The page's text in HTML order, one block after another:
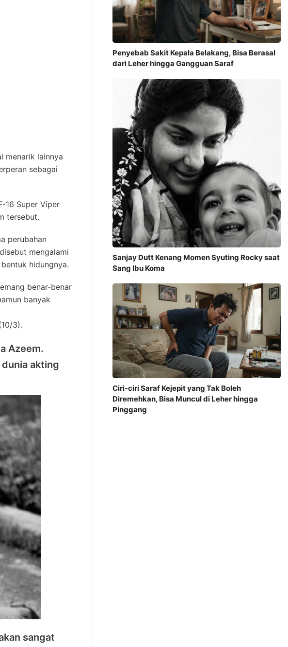
menarik lainnya
sebagai
16 Super Viper
tersebut.
perubahan
mengalami
hidungnya.
benar-benar
banyak
3).
Azeem.
akting
sangat
Penyebab Sakit Kepala Belakang, Bisa Berasal
dari Leher hingga Gangguan Saraf
Sanjay Dutt Kenang Momen Syuting Rocky saat
Sang Ibu Koma
Ciri-ciri Saraf Kejepit yang Tak Boleh
Diremehkan, Bisa Muncul di Leher hingga
Pinggang